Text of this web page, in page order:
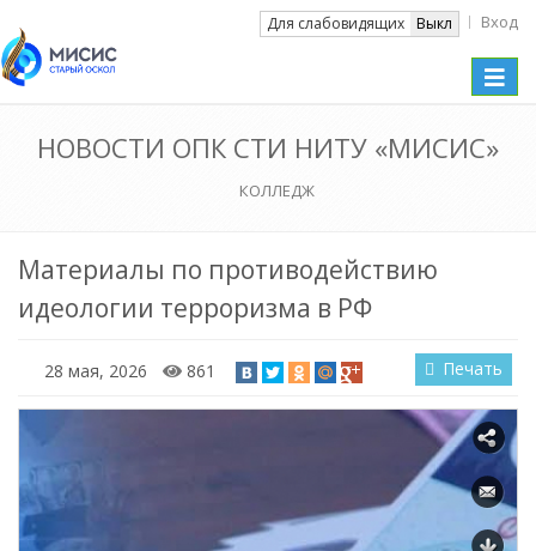
Для слабовидящих Выкл Вход
Toggle
НОВОСТИ ОПК СТИ НИТУ «МИСИС»
КОЛЛЕДЖ
Материалы по противодействию
идеологии терроризма в РФ
28 мая, 2026 861 Печать